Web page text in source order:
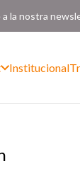
a la nostra
Institucional